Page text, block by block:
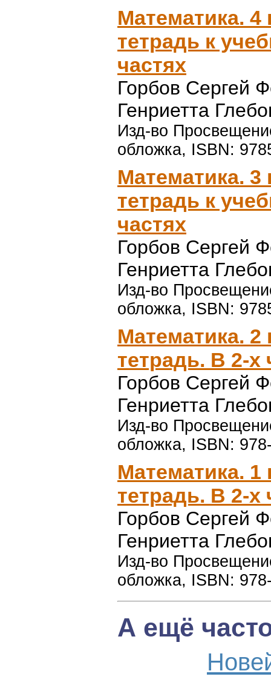
Математика. 4
тетрадь к
частях
Горбов Сергей
Генриетта
Изд-во
обложка, ISBN:
Математика. 3
тетрадь к
частях
Горбов Сергей
Генриетта
Изд-во
обложка, ISBN:
Математика. 2
тетрадь. В 2-х
Горбов Сергей
Генриетта
Изд-во
обложка, ISBN:
Математика. 1
тетрадь. В 2-х
Горбов Сергей
Генриетта
Изд-во
обложка, ISBN:
А ещё